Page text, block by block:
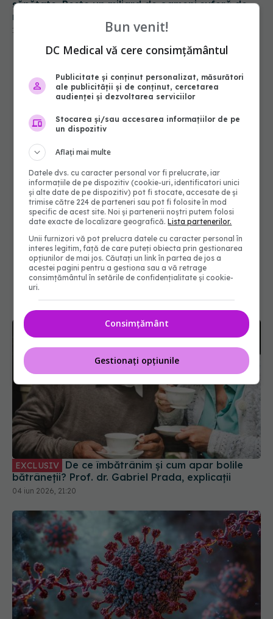
sănătate. Peste un miliard de oameni suferă de
migrenă
19 sep 2025, 11:11
EXCLUSIV
bătrâneții? Prof. dr. Gabriel Prada, explicații
04 iun 2026, 21:20
Bun venit!
DC Medical vă cere consimțământul
Publicitate și conținut personalizat, măsurători
ale publicității și de conținut, cercetarea
audienței și dezvoltarea serviciilor
Stocarea și/sau accesarea informațiilor de pe
un dispozitiv
Aflați mai multe
Datele dvs. cu caracter personal vor fi prelucrate, iar
informațiile de pe dispozitiv (cookie-uri, identificatori unici
și alte date de pe dispozitiv) pot fi stocate, accesate de și
trimise către 224 de parteneri sau pot fi folosite în mod
specific de acest site. Noi și partenerii noștri putem folosi
date exacte de localizare geografică.Lista partenerilor.
Unii furnizori vă pot prelucra datele cu caracter personal în
interes legitim, față de care puteți obiecta prin gestionarea
opțiunilor de mai jos. Căutați un link în partea de jos a
acestei pagini pentru a gestiona sau a vă retrage
consimțământul în setările de confidențialitate și cookie-
uri.
Consimțământ
Gestionați opțiunile